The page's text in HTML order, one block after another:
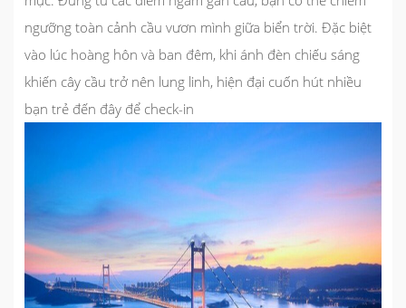
ngưỡng toàn cảnh cầu vươn mình giữa biển trời. Đặc biệt
vào lúc hoàng hôn và ban đêm, khi ánh đèn chiếu sáng
khiến cây cầu trở nên lung linh, hiện đại cuốn hút nhiều
bạn trẻ đến đây để check-in